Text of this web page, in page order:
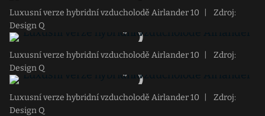
Luxusní verze hybridní vzducholodě Airlander 10
Zdroj:
Design Q
Luxusní verze hybridní vzducholodě Airlander 10
Zdroj:
Design Q
Luxusní verze hybridní vzducholodě Airlander 10
Zdroj:
Design Q